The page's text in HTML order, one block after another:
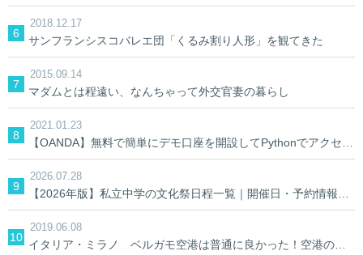
2018.12.17
サンフランシスコバレエ団「くるみ割り人形」を観てきた
2015.09.14
マダムとは程遠い、なんちゃって外交官妻の暮らし
2021.01.23
2026.07.28
2019.06.08